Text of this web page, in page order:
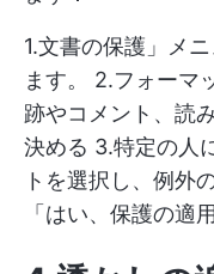
1.文書の保護」メ
ます。 2.フォーマ
跡やコメント、読
決める 3.特定の人
トを選択し、例外
「はい、保護の適